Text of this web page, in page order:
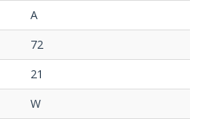
A
72
21
W